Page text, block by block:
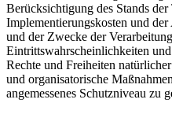
Berücksichtigung des Stands
Implementierungskosten und
und der Zwecke der
Eintrittswahrscheinlichkeiten
Rechte und Freiheiten
und organisatorische
angemessenes Schutzniveau zu